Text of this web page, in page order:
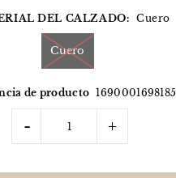
DEL CALZADO: Cuero
Cuero
de producto 1690001698185
- +